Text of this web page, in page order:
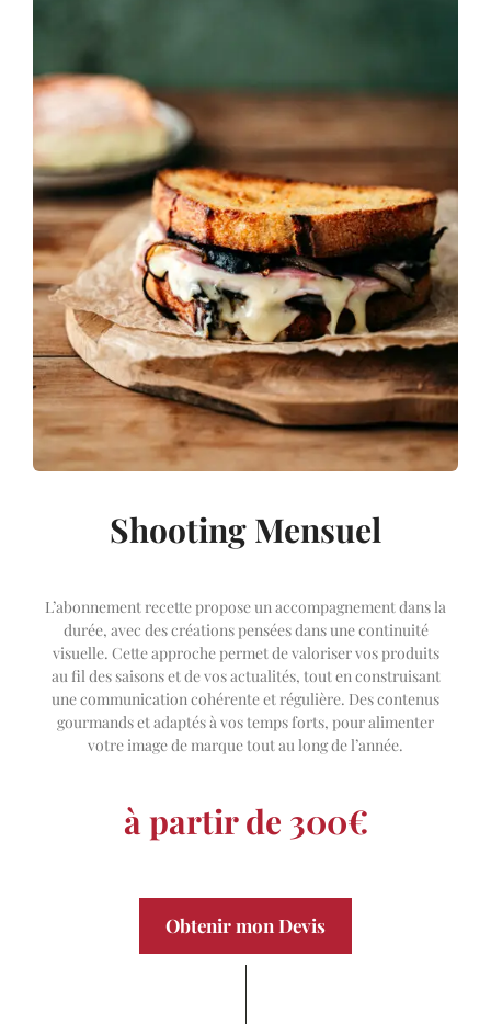
Shooting Mensuel
L’abonnement recette propose un accompagnement dans la
durée, avec des créations pensées dans une continuité
visuelle. Cette approche permet de valoriser vos produits
au fil des saisons et de vos actualités, tout en construisant
une communication cohérente et régulière. Des contenus
gourmands et adaptés à vos temps forts, pour alimenter
votre image de marque tout au long de l’année.
à partir de 300€
Obtenir mon Devis